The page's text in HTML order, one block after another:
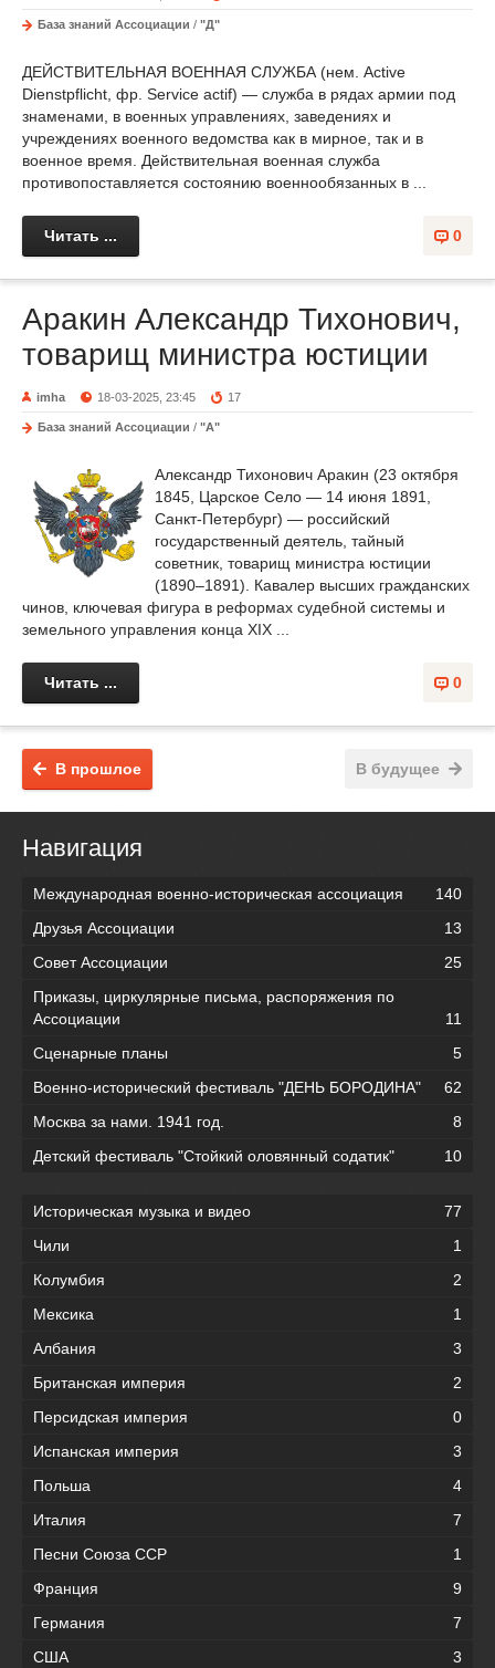
База знаний Ассоциации / "Д"
ДЕЙСТВИТЕЛЬНАЯ ВОЕННАЯ СЛУЖБА (нем. Active
Dienstpflicht, фр. Service actif) — служба в рядах армии под
знаменами, в военных управлениях, заведениях и
учреждениях военного ведомства как в мирное, так и в
военное время. Действительная военная служба
противопоставляется состоянию военнообязанных в ...
0
Читать ...
Аракин Александр Тихонович,
товарищ министра юстиции
imha 18-03-2025, 23:45 17
База знаний Ассоциации / "А"
Александр Тихонович Аракин (23 октября
1845, Царское Село — 14 июня 1891,
Санкт-Петербург) — российский
государственный деятель, тайный
советник, товарищ министра юстиции
(1890–1891). Кавалер высших гражданских
чинов, ключевая фигура в реформах судебной системы и
земельного управления конца XIX ...
0
Читать ...
В будущее
В прошлое
Навигация
Международная военно-историческая ассоциация
140
Друзья Ассоциации
13
Совет Ассоциации
25
Приказы, циркулярные письма, распоряжения по
Ассоциации
11
Сценарные планы
5
Военно-исторический фестиваль "ДЕНЬ БОРОДИНА"
62
Москва за нами. 1941 год.
8
Детский фестиваль "Стойкий оловянный содатик"
10
Историческая музыка и видео
77
Чили
1
Колумбия
2
Мексика
1
Албания
3
Британская империя
2
Персидская империя
0
Испанская империя
3
Польша
4
Италия
7
Песни Союза ССР
1
Франция
9
Германия
7
США
3